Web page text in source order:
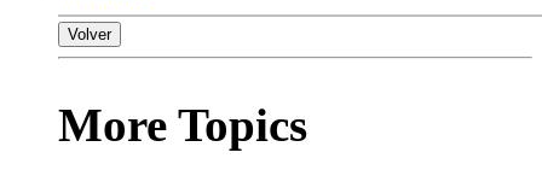
Volver
More Topics